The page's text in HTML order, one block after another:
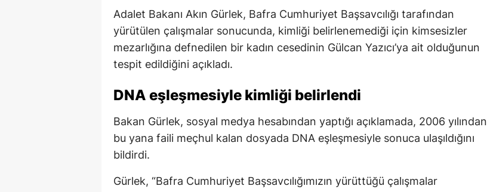
Adalet Bakanı Akın Gürlek, Bafra Cumhuriyet Başsavcılığı tarafından
yürütülen çalışmalar sonucunda, kimliği belirlenemediği için kimsesizler
mezarlığına defnedilen bir kadın cesedinin Gülcan Yazıcı’ya ait olduğunun
tespit edildiğini açıkladı.
DNA eşleşmesiyle kimliği belirlendi
Bakan Gürlek, sosyal medya hesabından yaptığı açıklamada, 2006 yılından
bu yana faili meçhul kalan dosyada DNA eşleşmesiyle sonuca ulaşıldığını
bildirdi.
Gürlek, “Bafra Cumhuriyet Başsavcılığımızın yürüttüğü çalışmalar